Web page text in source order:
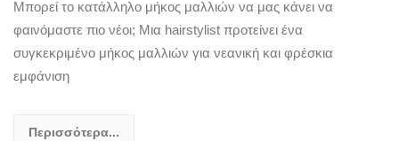
Μπορεί το κατάλληλο μήκος μαλλιών να μας κάνει να
φαινόμαστε πιο νέοι; Mια hairstylist προτείνει ένα
συγκεκριμένο μήκος μαλλιών για νεανική και φρέσκια
εμφάνιση
Περισσότερα...